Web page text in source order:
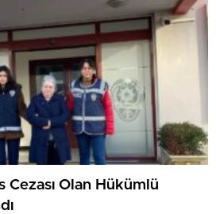
Cezası Olan Hükümlü